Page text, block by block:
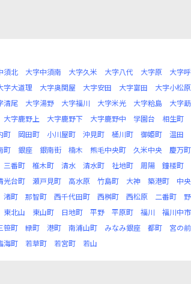
須北 大字中須南 大字久米 大字八代 大字原 大字
字大道理 大字奥関屋 大字安田 大字富田 大字小松原
清尾 大字湯野 大字福川 大字米光 大字粭島 大字
大字鹿野上 大字鹿野下 大字鹿野中 学園台 相生町
町 岡田町 小川屋町 沖見町 桶川町 御姫町 温田
町 銀座 銀南街 楠木 熊毛中央町 久米中央 慶万町
三番町 椎木町 清水 清水町 社地町 周陽 鐘楼町
光台町 瀬戸見町 高水原 竹島町 大神 築港町 中
渚町 那智町 西千代田町 西桝町 西松原 二番町
東北山 東山町 日地町 平野 平原町 福川 福川中
笹町 緑町 港町 南浦山町 みなみ銀座 都町 宮の前
海町 若草町 若宮町 若山